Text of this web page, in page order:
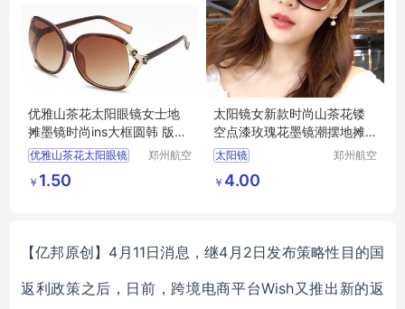
优雅山茶花太阳眼镜女士地
摊墨镜时尚ins大框圆韩 版复
古
优雅山茶花太阳眼镜
女士地摊墨镜
时尚ins大框圆韩
郑州航空
￥ 1.50
太阳镜女新款时尚山茶花镂
空点漆玫瑰花墨镜潮摆地摊
女士太阳眼镜
太阳镜
时尚山茶太阳镜
郑州航空
￥ 4.00
【亿邦原创】4月11日消息，继4月2日发布策略性目的国
返利政策之后，日前， 跨境电商平台Wish又推出新的返